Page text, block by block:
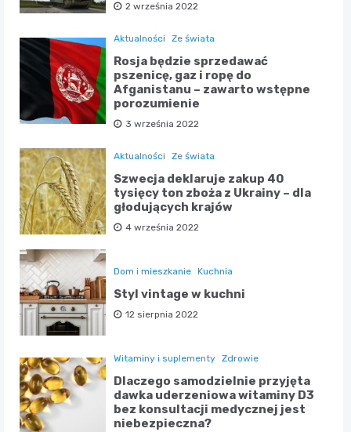
2 września 2022
Aktualności Ze świata
Rosja będzie sprzedawać
pszenicę, gaz i ropę do
Afganistanu – zawarto wstępne
porozumienie
3 września 2022
Aktualności Ze świata
Szwecja deklaruje zakup 40
tysięcy ton zboża z Ukrainy – dla
głodujących krajów
4 września 2022
Dom i mieszkanie Kuchnia
Styl vintage w kuchni
12 sierpnia 2022
Witaminy i suplementy Zdrowie
Dlaczego samodzielnie przyjęta
dawka uderzeniowa witaminy D3
bez konsultacji medycznej jest
niebezpieczna?